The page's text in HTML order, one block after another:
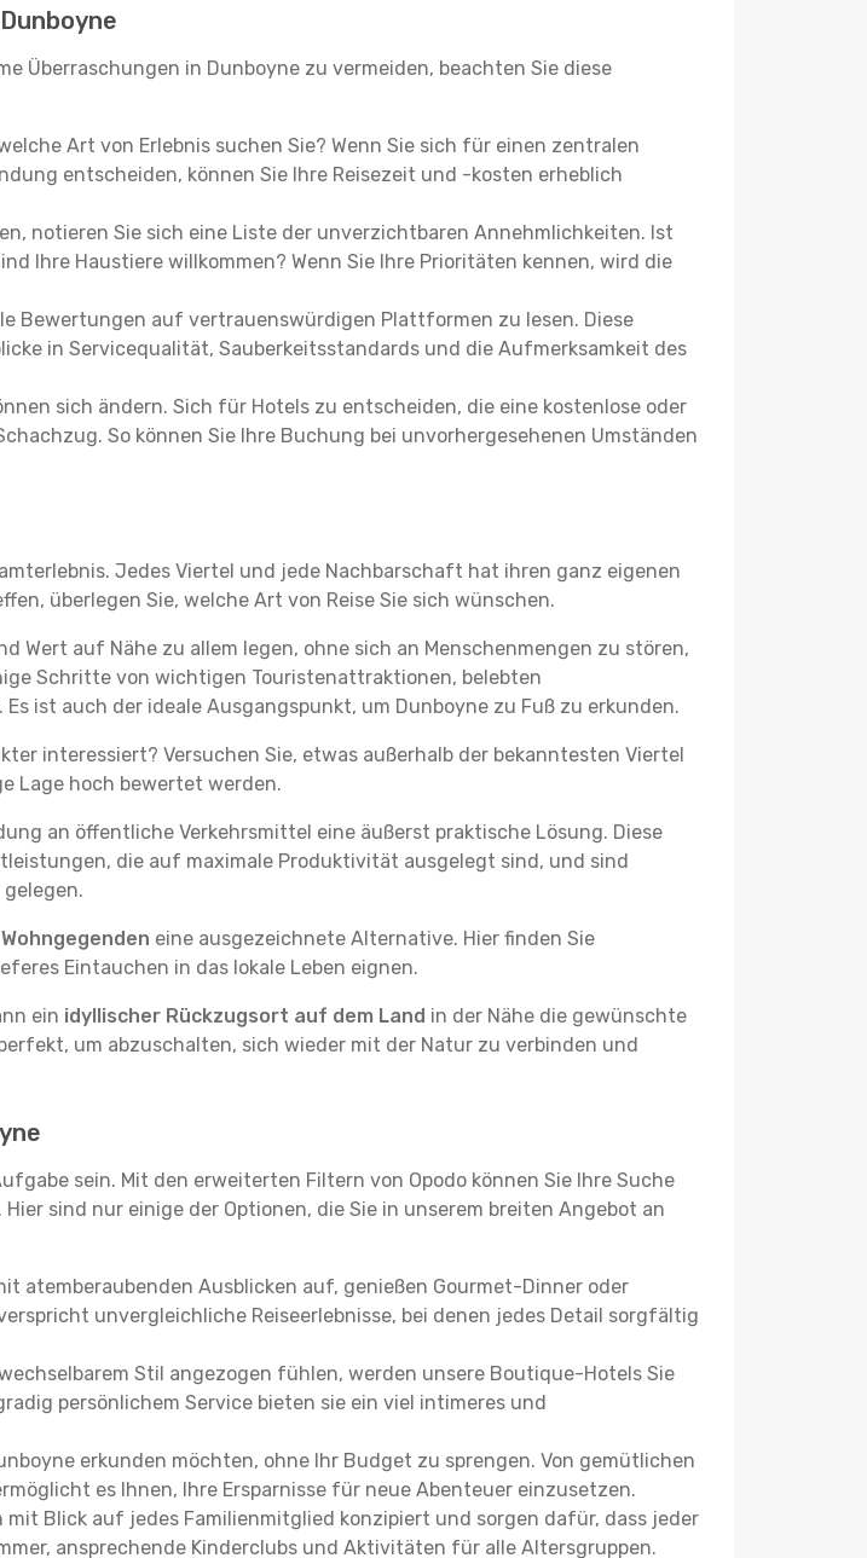
Überraschungen in Dunboyne zu vermeiden, beachten Sie diese
Art von Erlebnis suchen Sie? Wenn Sie sich für einen zentralen
entscheiden, können Sie Ihre Reisezeit und -kosten erheblich
notieren Sie sich eine Liste der unverzichtbaren Annehmlichkeiten. Ist
Ihre Haustiere willkommen? Wenn Sie Ihre Prioritäten kennen, wird die
Bewertungen auf vertrauenswürdigen Plattformen zu lesen. Diese
in Servicequalität, Sauberkeitsstandards und die Aufmerksamkeit des
sich ändern. Sich für Hotels zu entscheiden, die eine kostenlose oder
So können Sie Ihre Buchung bei unvorhergesehenen Umständen
Jedes Viertel und jede Nachbarschaft hat ihren ganz eigenen
überlegen Sie, welche Art von Reise Sie sich wünschen.
Wert auf Nähe zu allem legen, ohne sich an Menschenmengen zu stören,
Schritte von wichtigen Touristenattraktionen, belebten
ist auch der ideale Ausgangspunkt, um Dunboyne zu Fuß zu erkunden.
interessiert? Versuchen Sie, etwas außerhalb der bekanntesten Viertel
Lage hoch bewertet werden.
an öffentliche Verkehrsmittel eine äußerst praktische Lösung. Diese
die auf maximale Produktivität ausgelegt sind, und sind
Wohngegenden eine ausgezeichnete Alternative. Hier finden Sie
Eintauchen in das lokale Leben eignen.
ein idyllischer Rückzugsort auf dem Land in der Nähe die gewünschte
um abzuschalten, sich wieder mit der Natur zu verbinden und
sein. Mit den erweiterten Filtern von Opodo können Sie Ihre Suche
sind nur einige der Optionen, die Sie in unserem breiten Angebot an
atemberaubenden Ausblicken auf, genießen Gourmet-Dinner oder
unvergleichliche Reiseerlebnisse, bei denen jedes Detail sorgfältig
Stil angezogen fühlen, werden unsere Boutique-Hotels Sie
persönlichem Service bieten sie ein viel intimeres und
erkunden möchten, ohne Ihr Budget zu sprengen. Von gemütlichen
es Ihnen, Ihre Ersparnisse für neue Abenteuer einzusetzen.
Blick auf jedes Familienmitglied konzipiert und sorgen dafür, dass jeder
ansprechende Kinderclubs und Aktivitäten für alle Altersgruppen.